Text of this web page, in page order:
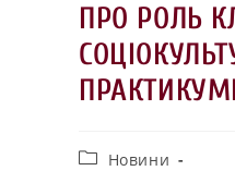
ПРО РОЛЬ
ПРАКТИКУМІ
Новини